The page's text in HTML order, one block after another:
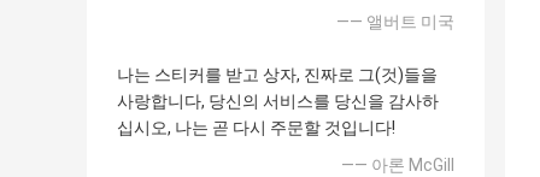
—— 앨버트 미국
나는 스티커를 받고 상자, 진짜로 그(것)들을
사랑합니다, 당신의 서비스를 당신을 감사하
십시오, 나는 곧 다시 주문할 것입니다!
—— 아론 McGill